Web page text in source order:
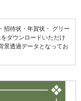
招待状・年賀状・ グリー
ダウンロードいただけ
景透過データとなってお